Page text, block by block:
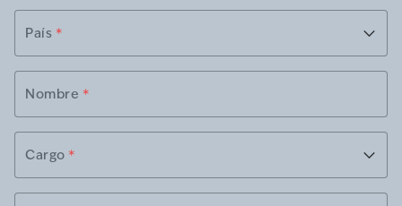
País *
Nombre *
Cargo *